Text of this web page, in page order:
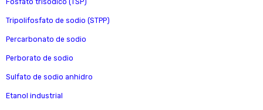
Fosfato trisódico (TSP)
Tripolifosfato de sodio (STPP)
Percarbonato de sodio
Perborato de sodio
Sulfato de sodio anhidro
Etanol industrial